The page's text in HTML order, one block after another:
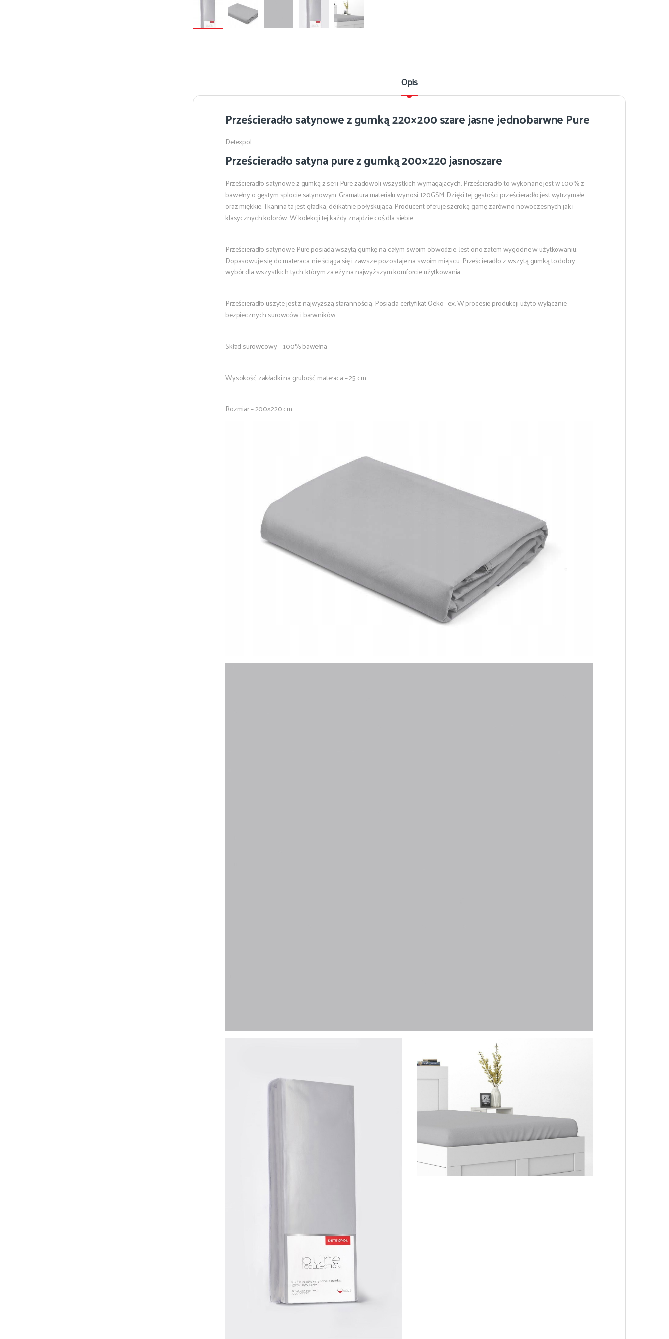
Opis
Prześcieradło satynowe z gumką 220×200 szare jasne jednobarwne Pure
Detexpol
Prześcieradło satyna pure z gumką 200×220 jasnoszare
Prześcieradło satynowe z gumką z serii Pure zadowoli wszystkich wymagających. Prześcieradło to wykonane jest w 100% z
bawełny o gęstym splocie satynowym. Gramatura materiału wynosi 120GSM. Dzięki tej gęstości prześcieradło jest wytrzymałe
oraz miękkie. Tkanina ta jest gładka, delikatnie połyskująca. Producent oferuje szeroką gamę zarówno nowoczesnych jak i
klasycznych kolorów. W kolekcji tej każdy znajdzie coś dla siebie.
Prześcieradło satynowe Pure posiada wszytą gumkę na całym swoim obwodzie. Jest ono zatem wygodne w użytkowaniu.
Dopasowuje się do materaca, nie ściąga się i zawsze pozostaje na swoim miejscu. Prześcieradło z wszytą gumką to dobry
wybór dla wszystkich tych, którym zależy na najwyższym komforcie użytkowania.
Prześcieradło uszyte jest z najwyższą starannością. Posiada certyfikat Oeko Tex. W procesie produkcji użyto wyłącznie
bezpiecznych surowców i barwników.
Skład surowcowy – 100% bawełna
Wysokość zakładki na grubość materaca – 25 cm
Rozmiar – 200×220 cm